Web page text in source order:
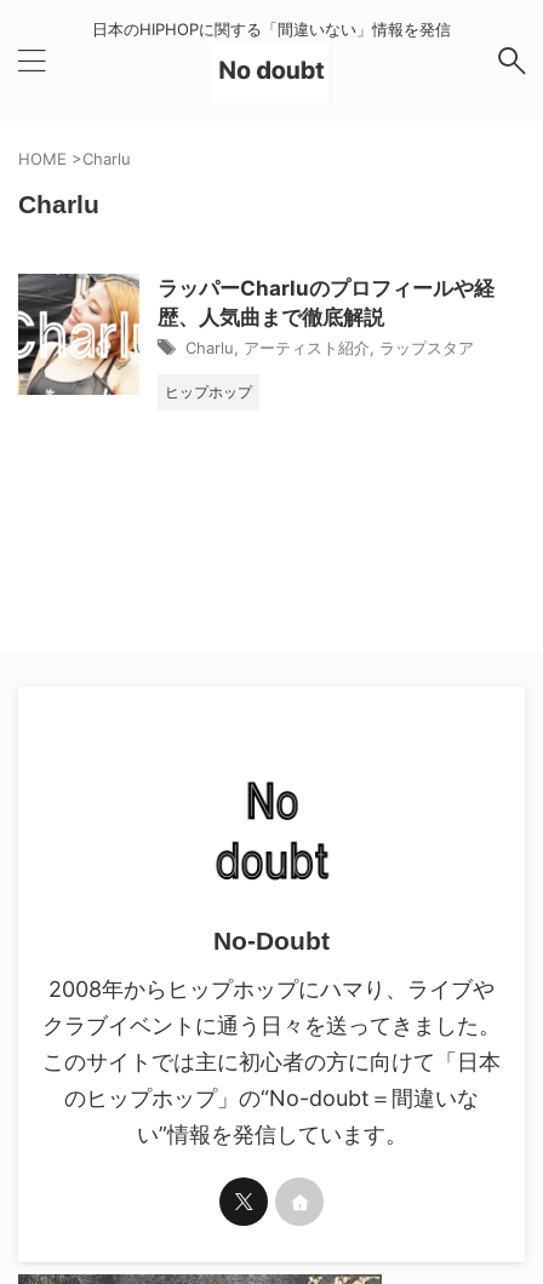
日本のHIPHOPに関する「間違いない」情報を発信
HOME >Charlu
Charlu
ラッパーCharluのプロフィールや経
歴、人気曲まで徹底解説
Charlu アーティスト紹介 ラップスタア
ヒップホップ
No-Doubt
2008年からヒップホップにハマり、ライブや
クラブイベントに通う日々を送ってきました。
このサイトでは主に初心者の方に向けて「日本
のヒップホップ」の“No-doubt＝間違いな
い”情報を発信しています。